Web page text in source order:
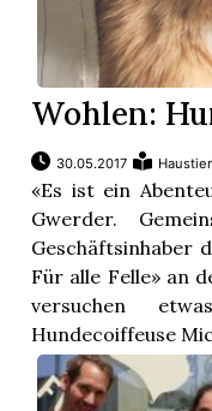
Wohlen:
30.05.2017
«Es ist ein
Gwerder.
Geschäftsinhaber
Für alle Felle» an
versuchen
Hundecoiffeuse